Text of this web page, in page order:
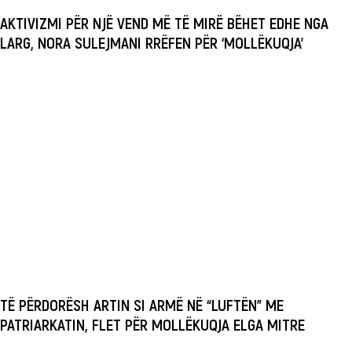
AKTIVIZMI PËR NJË VEND MË TË MIRË BËHET EDHE NGA
LARG, NORA SULEJMANI RRËFEN PËR ‘MOLLËKUQJA’
TË PËRDORËSH ARTIN SI ARMË NË “LUFTËN” ME
PATRIARKATIN, FLET PËR MOLLËKUQJA ELGA MITRE